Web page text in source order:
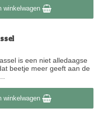
winkelwagen
is een niet alledaagse
beetje meer geeft aan de
winkelwagen